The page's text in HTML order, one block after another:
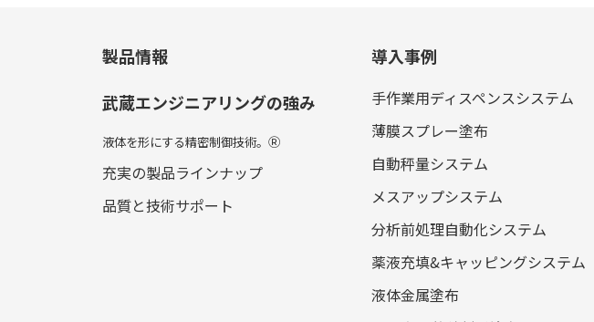
製品情報
武蔵エンジニアリングの強み
液体を形にする精密制御技術。 Ⓡ
充実の製品ラインナップ
品質と技術サポート
導入事例
手作業用ディスペンスシステム
薄膜スプレー塗布
自動秤量システム
メスアップシステム
分析前処理自動化システム
薬液充填&キャッピングシステム
液体金属塗布